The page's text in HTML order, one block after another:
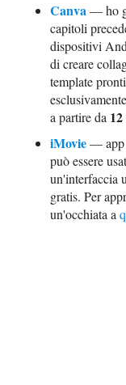
Canva— ho
capitoli
dispositivi
di creare
template
a partire da
iMovie— app
può essere
un'interfaccia
gratis. Per
un'occhiata a